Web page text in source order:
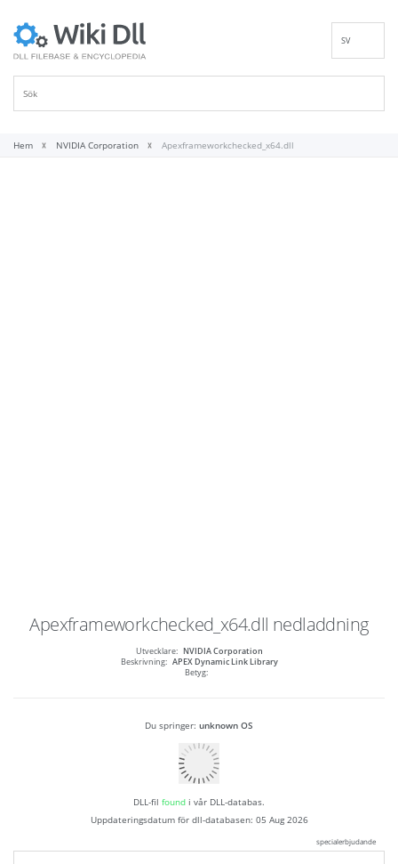
SV
Hem NVIDIA Corporation Apexframeworkchecked_x64.dll
Apexframeworkchecked_x64.dll nedladdning
Utvecklare: NVIDIA Corporation
Beskrivning: APEX Dynamic Link Library
Betyg:
Du springer: unknown OS
DLL-fil found i vår DLL-databas.
Uppdateringsdatum för dll-databasen: 05 Aug 2026
specialerbjudande